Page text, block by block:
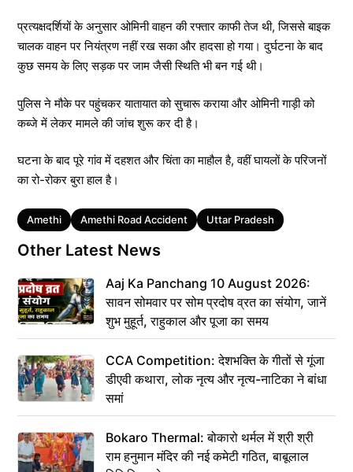
प्रत्यक्षदर्शियों के अनुसार ओमिनी वाहन की रफ्तार काफी तेज थी, जिससे बाइक
चालक वाहन पर नियंत्रण नहीं रख सका और हादसा हो गया। दुर्घटना के बाद
कुछ समय के लिए सड़क पर जाम जैसी स्थिति भी बन गई थी।
पुलिस ने मौके पर पहुंचकर यातायात को सुचारू कराया और ओमिनी गाड़ी को
कब्जे में लेकर मामले की जांच शुरू कर दी है।
घटना के बाद पूरे गांव में दहशत और चिंता का माहौल है, वहीं घायलों के परिजनों
का रो-रोकर बुरा हाल है।
Tags
Amethi Amethi Road Accident Uttar Pradesh
Other Latest News
Aaj Ka Panchang 10 August 2026:
सावन सोमवार पर सोम प्रदोष व्रत का संयोग, जानें
शुभ मुहूर्त, राहुकाल और पूजा का समय
CCA Competition: देशभक्ति के गीतों से गूंजा
डीएवी कथारा, लोक नृत्य और नृत्य-नाटिका ने बांधा
समां
Bokaro Thermal: बोकारो थर्मल में श्री श्री
राम हनुमान मंदिर की नई कमेटी गठित, बाबूलाल